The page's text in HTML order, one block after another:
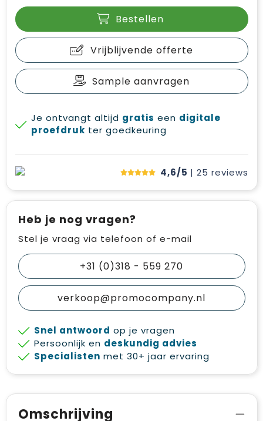
Bestellen
Vrijblijvende offerte
Sample aanvragen
Je ontvangt altijd gratis een digitale
proefdruk ter goedkeuring
4,6/5 | 25 reviews
Heb je nog vragen?
Stel je vraag via telefoon of e-mail
+31 (0)318 - 559 270
verkoop@promocompany.nl
Snel antwoord op je vragen
Persoonlijk en deskundig advies
Specialisten met 30+ jaar ervaring
Omschrijving